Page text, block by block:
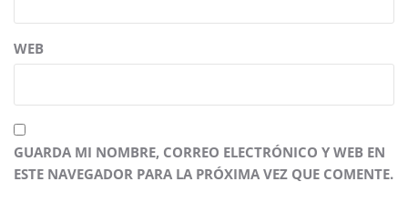
WEB
GUARDA MI NOMBRE, CORREO ELECTRÓNICO Y WEB EN
ESTE NAVEGADOR PARA LA PRÓXIMA VEZ QUE COMENTE.